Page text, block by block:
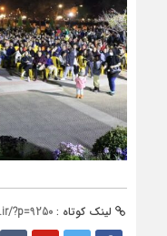
لینک کوتاه : ?p=9250